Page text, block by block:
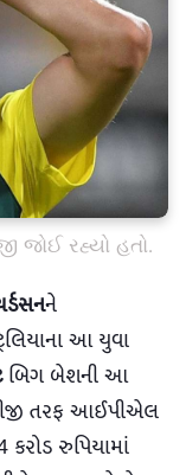
જોઈ રહ્યો હતો.
ને
આ યુવા
બિગ બેશની આ
તરફ આઈપીએલ
કરોડ રુપિયામાં